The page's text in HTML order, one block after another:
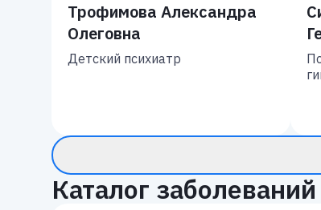
Трофимова Александра
Олеговна
Детский психиатр
Каталог заболеваний